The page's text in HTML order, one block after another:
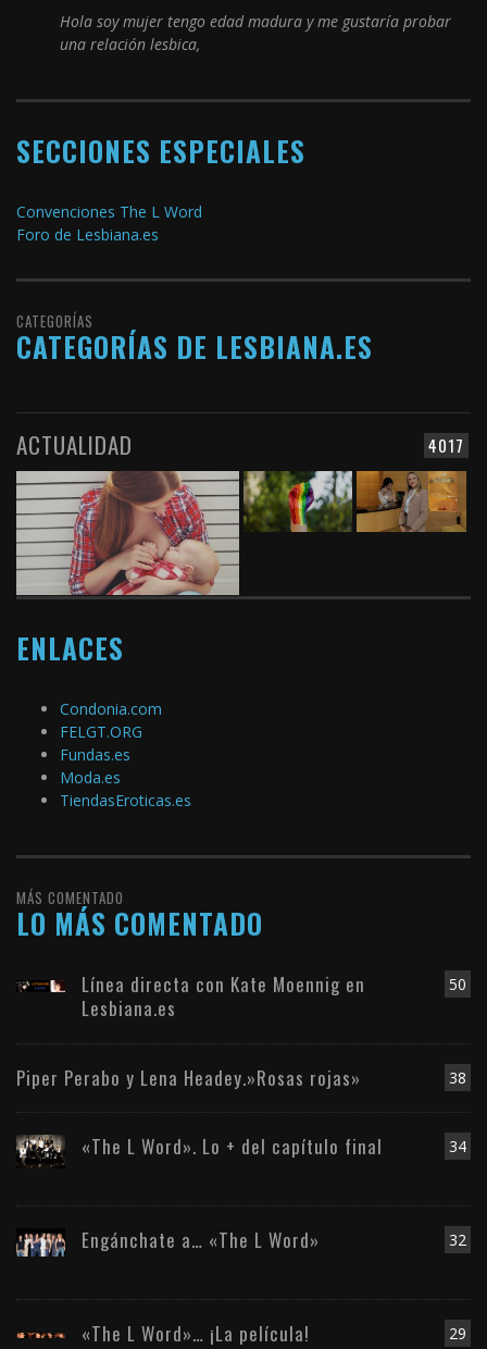
Hola soy mujer tengo edad madura y me gustaría probar
una relación lesbica,
SECCIONES ESPECIALES
Convenciones The L Word
Foro de Lesbiana.es
CATEGORÍAS
CATEGORÍAS DE LESBIANA.ES
4017
ACTUALIDAD
ENLACES
Condonia.com
FELGT.ORG
Fundas.es
Moda.es
TiendasEroticas.es
MÁS COMENTADO
LO MÁS COMENTADO
50
Línea directa con Kate Moennig en
Lesbiana.es
38
Piper Perabo y Lena Headey.»Rosas rojas»
34
«The L Word». Lo + del capítulo final
32
Engánchate a… «The L Word»
29
«The L Word»… ¡La película!